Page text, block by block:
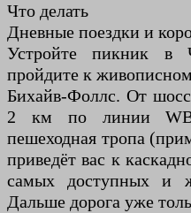
Что делать
Дневные поездки и
Устройте пикник в
пройдите к
Бихайв-Фоллс. От
2 км по линии WB,
пешеходная тропа
приведёт вас к
самых доступных и
Дальше дорога уже